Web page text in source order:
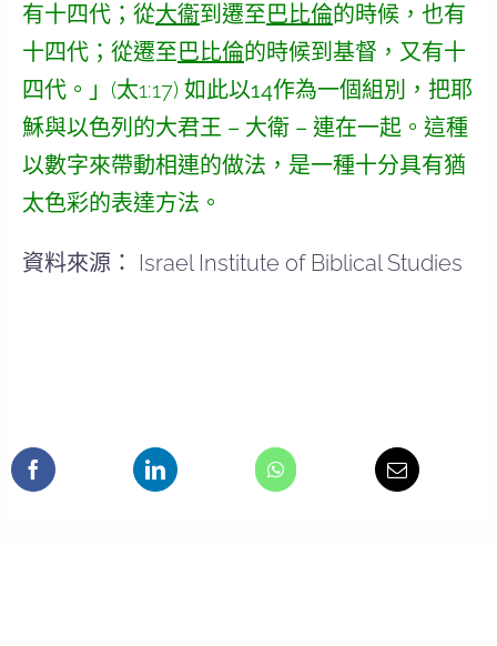
有十四代；從大衞到遷至巴比倫的時候，也有
十四代；從遷至巴比倫的時候到基督，又有十
四代。」(太1:17) 如此以14作為一個組別 ， 把耶
穌與以色列的大君王 – 大衛 – 連在一起。這種
以數字來帶動相連的做法，是一種十分具有猶
太色彩的表達方法。
資料來源： Israel Institute of Biblical Studies